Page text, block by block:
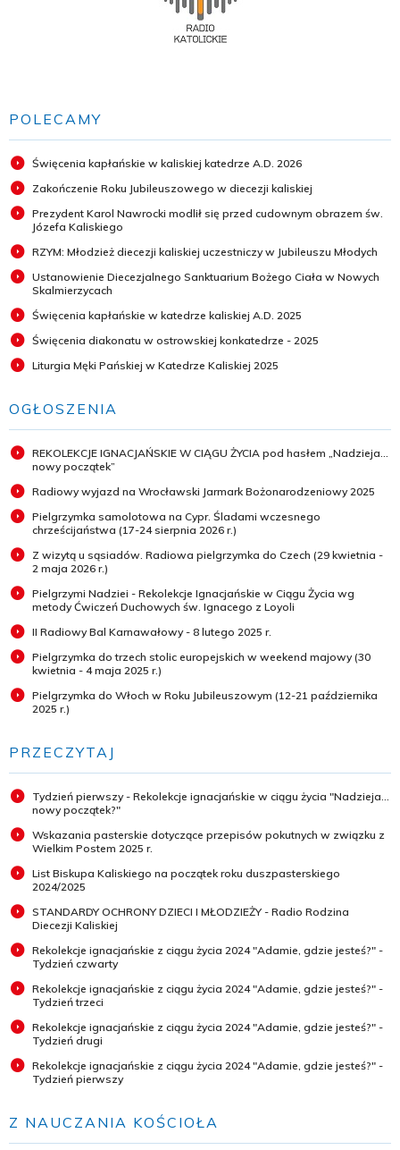
POLECAMY
Święcenia kapłańskie w kaliskiej katedrze A.D. 2026
Zakończenie Roku Jubileuszowego w diecezji kaliskiej
Prezydent Karol Nawrocki modlił się przed cudownym obrazem św.
Józefa Kaliskiego
RZYM: Młodzież diecezji kaliskiej uczestniczy w Jubileuszu Młodych
Ustanowienie Diecezjalnego Sanktuarium Bożego Ciała w Nowych
Skalmierzycach
Święcenia kapłańskie w katedrze kaliskiej A.D. 2025
Święcenia diakonatu w ostrowskiej konkatedrze - 2025
Liturgia Męki Pańskiej w Katedrze Kaliskiej 2025
OGŁOSZENIA
REKOLEKCJE IGNACJAŃSKIE W CIĄGU ŻYCIA pod hasłem „Nadzieja...
nowy początek”
Radiowy wyjazd na Wrocławski Jarmark Bożonarodzeniowy 2025
Pielgrzymka samolotowa na Cypr. Śladami wczesnego
chrześcijaństwa (17-24 sierpnia 2026 r.)
Z wizytą u sąsiadów. Radiowa pielgrzymka do Czech (29 kwietnia -
2 maja 2026 r.)
Pielgrzymi Nadziei - Rekolekcje Ignacjańskie w Ciągu Życia wg
metody Ćwiczeń Duchowych św. Ignacego z Loyoli
II Radiowy Bal Karnawałowy - 8 lutego 2025 r.
Pielgrzymka do trzech stolic europejskich w weekend majowy (30
kwietnia - 4 maja 2025 r.)
Pielgrzymka do Włoch w Roku Jubileuszowym (12-21 października
2025 r.)
PRZECZYTAJ
Tydzień pierwszy - Rekolekcje ignacjańskie w ciągu życia "Nadzieja...
nowy początek?"
Wskazania pasterskie dotyczące przepisów pokutnych w związku z
Wielkim Postem 2025 r.
List Biskupa Kaliskiego na początek roku duszpasterskiego
2024/2025
STANDARDY OCHRONY DZIECI I MŁODZIEŻY - Radio Rodzina
Diecezji Kaliskiej
Rekolekcje ignacjańskie z ciągu życia 2024 "Adamie, gdzie jesteś?" -
Tydzień czwarty
Rekolekcje ignacjańskie z ciągu życia 2024 "Adamie, gdzie jesteś?" -
Tydzień trzeci
Rekolekcje ignacjańskie z ciągu życia 2024 "Adamie, gdzie jesteś?" -
Tydzień drugi
Rekolekcje ignacjańskie z ciągu życia 2024 "Adamie, gdzie jesteś?" -
Tydzień pierwszy
Z NAUCZANIA KOŚCIOŁA